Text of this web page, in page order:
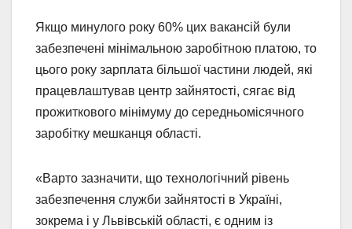
Якщо минулого року 60% цих вакансій були
забезпечені мінімальною заробітною платою, то
цього року зарплата більшої частини людей, які
працевлаштував центр зайнятості, сягає від
прожиткового мінімуму до середньомісячного
заробітку мешканця області.
«Варто зазначити, що технологічний рівень
забезпечення служби зайнятості в Україні,
зокрема і у Львівській області, є одним із